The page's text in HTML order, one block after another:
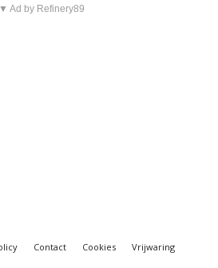
▼ Ad by Refinery89
Contact Cookies
Vrijwaring